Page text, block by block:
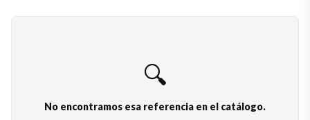
🔍
No encontramos esa referencia en el catálogo.